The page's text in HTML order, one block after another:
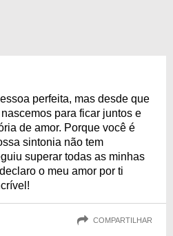
perfeita, mas desde que
para ficar juntos e
de amor. Porque você é
sintonia não tem
superar todas as minhas
o meu amor por ti
COMPARTILHAR